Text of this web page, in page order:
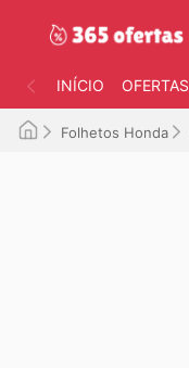
INÍCIO OFERTAS
Folhetos Honda